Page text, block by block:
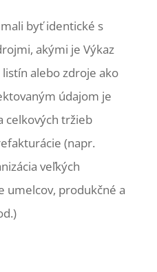
byť identické s
akými je Výkaz
alebo zdroje ako
údajom je
celkových tržieb
(napr.
veľkých
umelcov, produkčné a